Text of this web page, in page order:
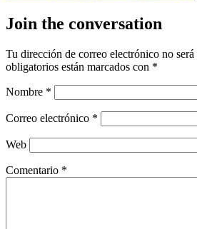
Join the conversation
Tu dirección de correo electrónico no será
obligatorios están marcados con *
Nombre *
Correo electrónico *
Web
Comentario *